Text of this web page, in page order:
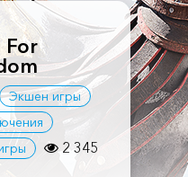
For
Экшен игры
2 345